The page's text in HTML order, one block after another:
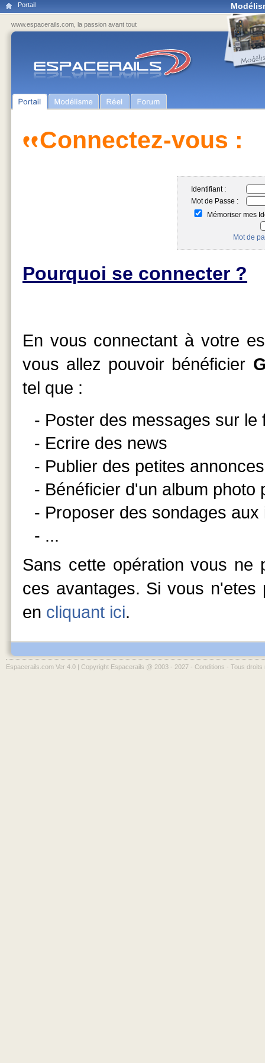
Portail
www.espacerails.com, la passion avant tout
Connectez-vous :
Identifiant :
Mot de Passe :
Mémoriser mes
Mot de
Pourquoi se connecter ?
En vous connectant à votre
vous allez pouvoir bénéficier
tel que :
- Poster des messages sur le
- Ecrire des news
- Publier des petites annonces
- Bénéficier d'un album
- Proposer des sondages aux
- ...
Sans cette opération vous ne
ces avantages. Si vous
en cliquant ici.
Espacerails.com Ver 4.0 | Copyright Espacerails @ 2003 - 2027 - Conditions - Tous droits